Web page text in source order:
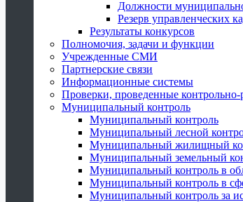
Должности
Резерв управленческих
Результаты конкурсов
Полномочия, задачи и функции
Учрежденные СМИ
Партнерские связи
Информационные системы
Проверки, проведенные
Муниципальный контроль
Муниципальный контроль
Муниципальный лесной
Муниципальный жилищный
Муниципальный земельный
Муниципальный контроль в
Муниципальный контроль в
Муниципальный контроль за